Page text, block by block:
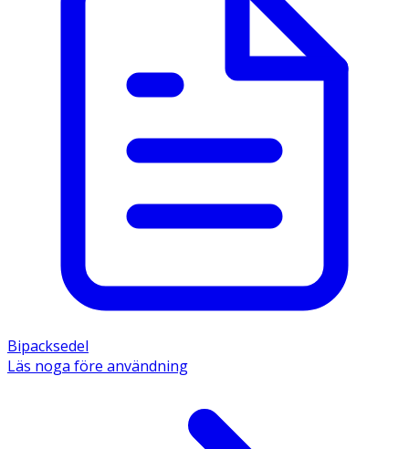
Bipacksedel
Läs noga före användning